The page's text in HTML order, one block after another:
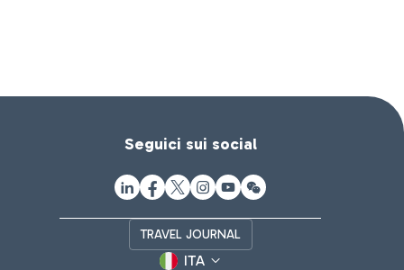
Seguici sui social
TRAVEL JOURNAL
ITA